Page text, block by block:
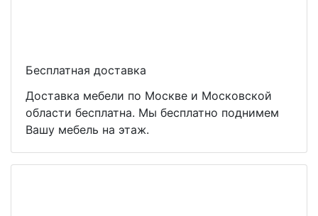
Бесплатная доставка
Доставка мебели по Москве и Московской
области бесплатна. Мы бесплатно поднимем
Вашу мебель на этаж.